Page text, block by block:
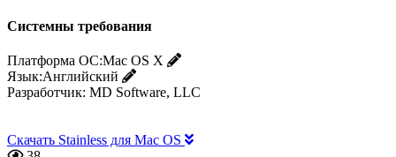
Системны требования
Платформа ОС:Mac OS X
Язык:Английский
Разработчик: MD Software, LLC
Скачать Stainless для Mac OS